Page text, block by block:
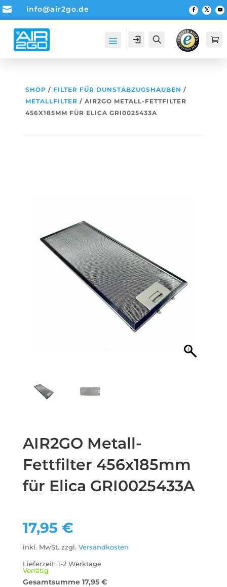
 info@air2go.de
Account Suche 
SHOP / FILTER FÜR DUNSTABZUGSHAUBEN /
METALLFILTER / AIR2GO METALL-FETTFILTER
456X185MM FÜR ELICA GRI0025433A
AIR2GO Metall-
Fettfilter 456x185mm
für Elica GRI0025433A
17,95 €
inkl. MwSt. zzgl. Versandkosten
Lieferzeit: 1-2 Werktage
Vorrätig
Gesamtsumme 17,95 €